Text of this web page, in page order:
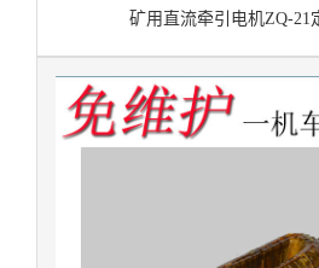
矿用直流牵引电机ZQ-21